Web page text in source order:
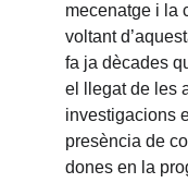
mecenatge i la
voltant
fa ja dècades
el llegat de les
investigacions
presència de
dones en la